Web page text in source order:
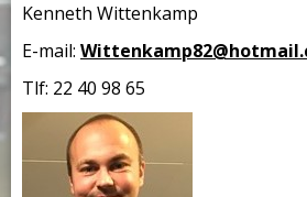
Kenneth Wittenkamp
E-mail:
Tlf: 22 40 98 65